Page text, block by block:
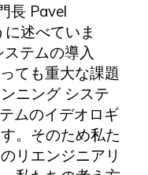
長 Pavel
述べていま
テムの導入
ても重大な課題
ニング システ
ムのイデオロギ
。そのため私た
リエンジニアリ